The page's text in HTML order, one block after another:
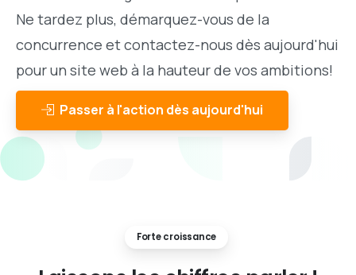
Ne tardez plus, démarquez-vous de la
concurrence et contactez-nous dès aujourd'hui
pour un site web à la hauteur de vos ambitions!
Passer à l'action dès aujourd'hui
Forte croissance